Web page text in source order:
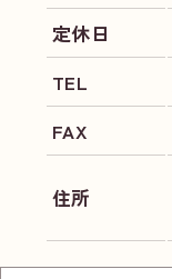
定休日
TEL
FAX
住所